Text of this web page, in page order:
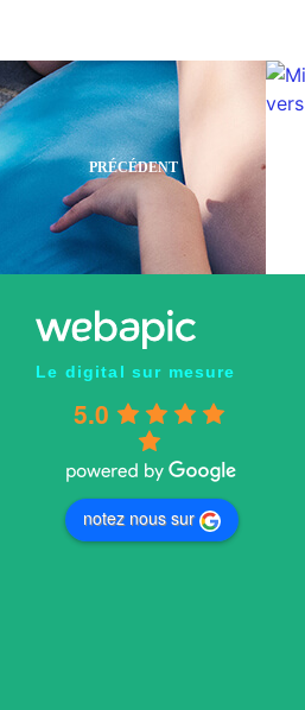
Le digital sur mesure
5.0
notez nous sur